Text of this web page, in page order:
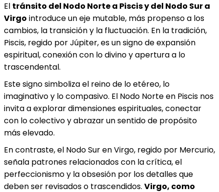
El tránsito del Nodo Norte a Piscis y del Nodo Sur a
Virgo introduce un eje mutable, más propenso a los
cambios, la transición y la fluctuación. En la tradición,
Piscis, regido por Júpiter, es un signo de expansión
espiritual, conexión con lo divino y apertura a lo
trascendental.
Este signo simboliza el reino de lo etéreo, lo
imaginativo y lo compasivo. El Nodo Norte en Piscis nos
invita a explorar dimensiones espirituales, conectar
con lo colectivo y abrazar un sentido de propósito
más elevado.
En contraste, el Nodo Sur en Virgo, regido por Mercurio,
señala patrones relacionados con la crítica, el
perfeccionismo y la obsesión por los detalles que
deben ser revisados o trascendidos. Virgo, como